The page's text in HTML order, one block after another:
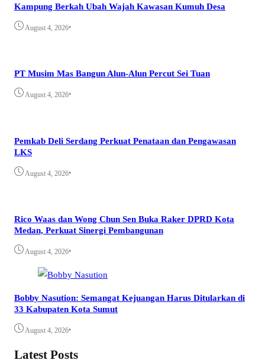
Kampung Berkah Ubah Wajah Kawasan Kumuh Desa
August 4, 2026•
PT Musim Mas Bangun Alun-Alun Percut Sei Tuan
August 4, 2026•
Pemkab Deli Serdang Perkuat Penataan dan Pengawasan
LKS
August 4, 2026•
Rico Waas dan Wong Chun Sen Buka Raker DPRD Kota
Medan, Perkuat Sinergi Pembangunan
August 4, 2026•
Bobby Nasution: Semangat Kejuangan Harus Ditularkan di
33 Kabupaten Kota Sumut
August 4, 2026•
Latest Posts